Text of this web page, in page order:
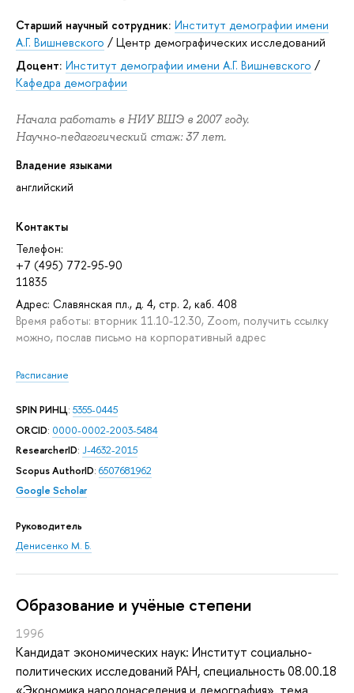
Старший научный сотрудник: Институт демографии имени
А.Г. Вишневского / Центр демографических исследований
доцент: Институт демографии имени А.Г. Вишневского /
Кафедра демографии
Начала работать в НИУ ВШЭ в 2007 году.
Научно-педагогический стаж: 37 лет.
Владение языками
английский
Контакты
Телефон:
+7 (495) 772-95-90
11835
Адрес: Славянская пл., д. 4, стр. 2, каб. 408
Время работы: вторник 11.10-12.30, Zoom, получить ссылку
можно, послав письмо на корпоративный адрес
Расписание
SPIN РИНЦ: 5355-0445
ORCID: 0000-0002-2003-5484
ResearcherID: J-4632-2015
Scopus AuthorID: 6507681962
Google Scholar
Руководитель
Денисенко М. Б.
Oбразование и учёные степени
1996
Кандидат экономических наук: Институт социально-
политических исследований РАН, специальность 08.00.18